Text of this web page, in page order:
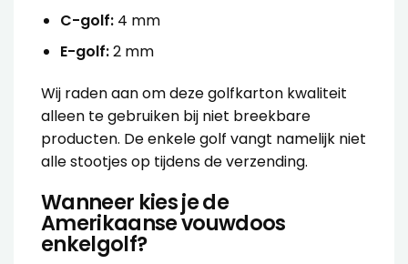
C-golf: 4 mm
E-golf:2 mm
Wij raden aan om deze golfkarton kwaliteit
alleen te gebruiken bij niet breekbare
producten. De enkele golf vangt namelijk niet
alle stootjes op tijdens de verzending.
Wanneer kies je de
Amerikaanse vouwdoos
enkelgolf?